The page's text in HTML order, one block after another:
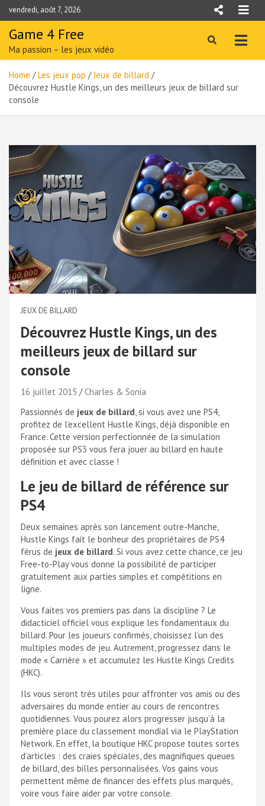
Skip
to
content
vendredi, août 7, 2026
Game 4 Free
Ma passion – les jeux vidéo
Home Les jeux pop
Jeux de billard
Découvrez Hustle Kings, un des meilleurs jeux de billard sur
console
JEUX DE BILLARD
Découvrez Hustle Kings, un des
meilleurs jeux de billard sur
console
16 juillet 2015
Charles & Sonia
Passionnés de jeux de billard , si vous avez une PS4,
profitez de l’excellent Hustle Kings, déjà disponible en
France. Cette version perfectionnée de la simulation
proposée sur PS3 vous fera jouer au billard en haute
définition et avec classe !
Le jeu de billard de référence sur
PS4
Deux semaines après son lancement outre-Manche,
Hustle Kings fait le bonheur des propriétaires de PS4
férus de jeux de billard. Si vous avez cette chance, ce jeu
Free-to-Play vous donne la possibilité de participer
gratuitement aux parties simples et compétitions en
ligne.
Vous faites vos premiers pas dans la discipline ? Le
didacticiel officiel vous explique les fondamentaux du
billard. Pour les joueurs confirmés, choisissez l’un des
multiples modes de jeu. Autrement, progressez dans le
mode « Carrière » et accumulez les Hustle Kings Credits
(HKC).
Ils vous seront très utiles pour affronter vos amis ou des
adversaires du monde entier au cours de rencontres
quotidiennes. Vous pourez alors progresser jusqu’à la
première place du classement mondial via le PlayStation
Network. En effet, la boutique HKC propose toutes sortes
d’articles : des craies spéciales, des magnifiques queues
de billard, des billes personnalisées. Vos gains vous
permettent même de financer des effets plus marqués,
voire vous faire aider par votre console.